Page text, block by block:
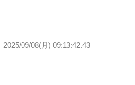
2025/09/08(月) 09:13:42.43